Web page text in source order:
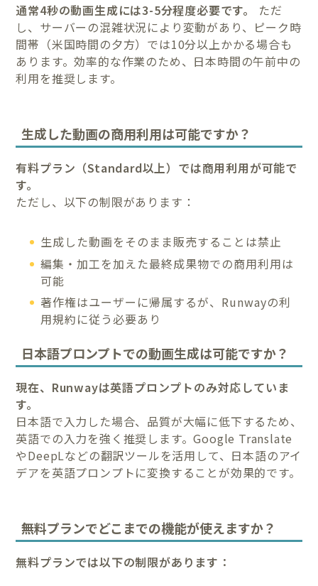
通常4秒の動画生成には3-5分程度必要です。
ただ
し、サーバーの混雑状況により変動があり、ピーク時
間帯（米国時間の夕方）では10分以上かかる場合も
あります。効率的な作業のため、日本時間の午前中の
利用を推奨します。
生成した動画の商用利用は可能ですか？
有料プラン（Standard以上）では商用利用が可能で
す。
ただし、以下の制限があります：
生成した動画をそのまま販売することは禁止
編集・加工を加えた最終成果物での商用利用は
可能
著作権はユーザーに帰属するが、Runwayの利
用規約に従う必要あり
日本語プロンプトでの動画生成は可能ですか？
現在、Runwayは英語プロンプトのみ対応していま
す。
日本語で入力した場合、品質が大幅に低下するため、
英語での入力を強く推奨します。Google Translate
やDeepLなどの翻訳ツールを活用して、日本語のアイ
デアを英語プロンプトに変換することが効果的です。
無料プランでどこまでの機能が使えますか？
無料プランでは以下の制限があります：